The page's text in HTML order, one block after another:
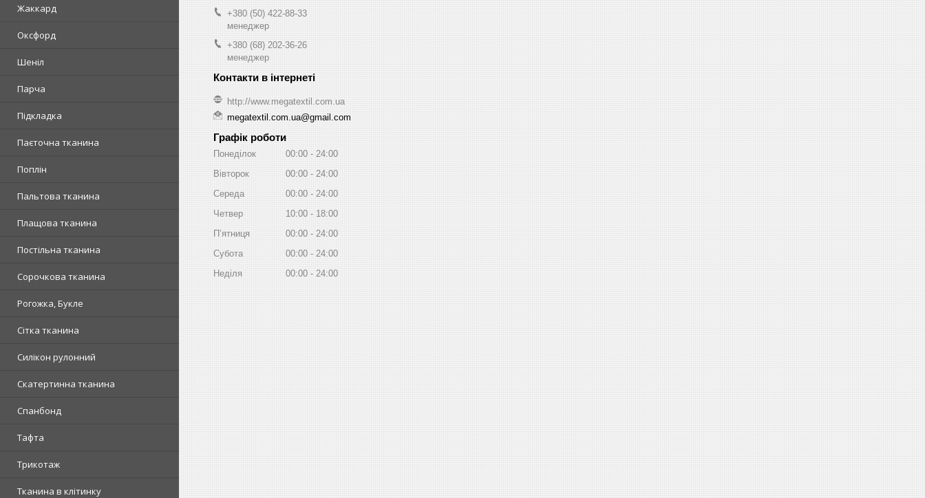
Жаккард
Оксфорд
Шеніл
Парча
Підкладка
Паєточна тканина
Поплін
Пальтова тканина
Плащова тканина
Постільна тканина
Сорочкова тканина
Рогожка, Букле
Сітка тканина
Силікон рулонний
Скатертинна тканина
Спанбонд
Тафта
Трикотаж
Тканина в клітинку
+380 (50) 422-88-33
менеджер
+380 (68) 202-36-26
менеджер
http://www.megatextil.com.ua
megatextil.com.ua@gmail.com
Графік роботи
Понеділок 00:00
24:00
Вівторок
00:00
24:00
Середа
00:00
24:00
Четвер
10:00
18:00
Пʼятниця
00:00
24:00
Субота
00:00
24:00
Неділя
00:00 24:00